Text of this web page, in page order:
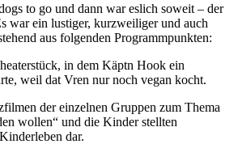
to go und dann war eslich soweit – der
war ein lustiger, kurzweiliger und auch
aus folgenden Programmpunkten:
in dem Käptn Hook ein
weil dat Vren nur noch vegan kocht.
der einzelnen Gruppen zum Thema
wollen“ und die Kinder stellten
dar.